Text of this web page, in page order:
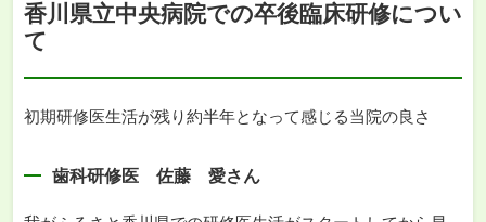
香川県立中央病院での卒後臨床研修につい
て
初期研修医生活が残り約半年となって感じる当院の良さ
歯科研修医 佐藤 愛さん